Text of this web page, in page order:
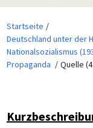
Startseite
Deutschland unter der
Nationalsozialismus
Propaganda
Quelle